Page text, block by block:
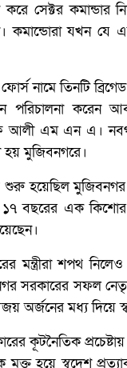
সেক্টর
কমান্ডোরা যখন
নামে তিনটি ব্রিগেড
পরিচালনা করেন
এম এন এ।
মুজিবনগরে।
হয়েছিল
১৭ বছরের এক
শপথ নিলেও
সরকারের সফল
অর্জনের মধ্য দিয়ে
কূটনৈতিক
মুক্ত হয়ে স্বদেশ